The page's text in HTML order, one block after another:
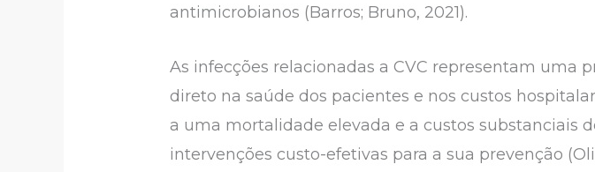
antimicrobianos (Barros; Bruno, 2021).
As infecções relacionadas a CVC representam uma
direto na saúde dos pacientes e nos custos
a uma mortalidade elevada e a custos substanciais
intervenções custo-efetivas para a sua prevenção